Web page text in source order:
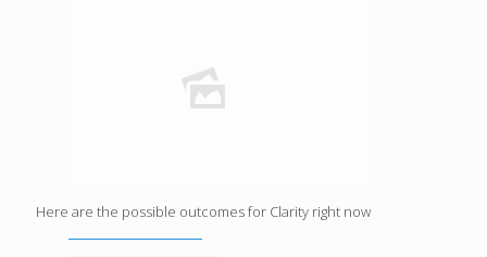
Here are the possible outcomes for Clarity right now